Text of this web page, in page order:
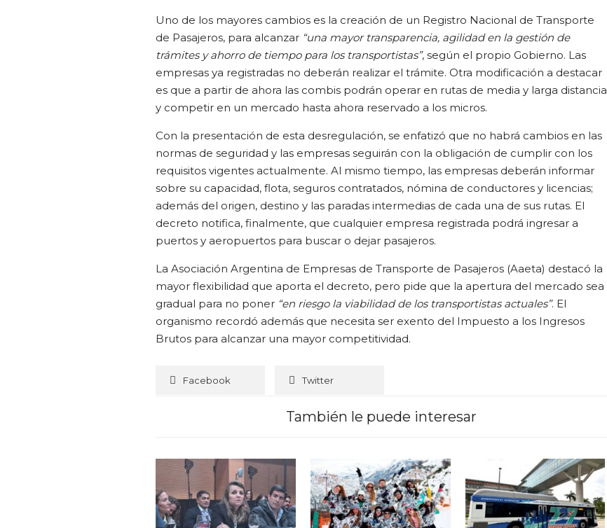
Uno de los mayores cambios es la creación de un Registro Nacional de Transporte
de Pasajeros, para alcanzar “una mayor transparencia, agilidad en la gestión de
trámites y ahorro de tiempo para los transportistas”, según el propio Gobierno. Las
empresas ya registradas no deberán realizar el trámite. Otra modificación a destacar
es que a partir de ahora las combis podrán operar en rutas de media y larga distancia
y competir en un mercado hasta ahora reservado a los micros.
Con la presentación de esta desregulación, se enfatizó que no habrá cambios en las
normas de seguridad y las empresas seguirán con la obligación de cumplir con los
requisitos vigentes actualmente. Al mismo tiempo, las empresas deberán informar
sobre su capacidad, flota, seguros contratados, nómina de conductores y licencias;
además del origen, destino y las paradas intermedias de cada una de sus rutas. El
decreto notifica, finalmente, que cualquier empresa registrada podrá ingresar a
puertos y aeropuertos para buscar o dejar pasajeros.
La Asociación Argentina de Empresas de Transporte de Pasajeros (Aaeta) destacó la
mayor flexibilidad que aporta el decreto, pero pide que la apertura del mercado sea
gradual para no poner “en riesgo la viabilidad de los transportistas actuales”. El
organismo recordó además que necesita ser exento del Impuesto a los Ingresos
Brutos para alcanzar una mayor competitividad.
Facebook Twitter
También le puede interesar